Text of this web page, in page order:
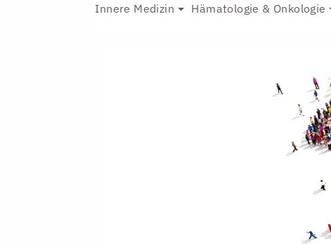
Innere Medizin Hämatologie & Onkologie